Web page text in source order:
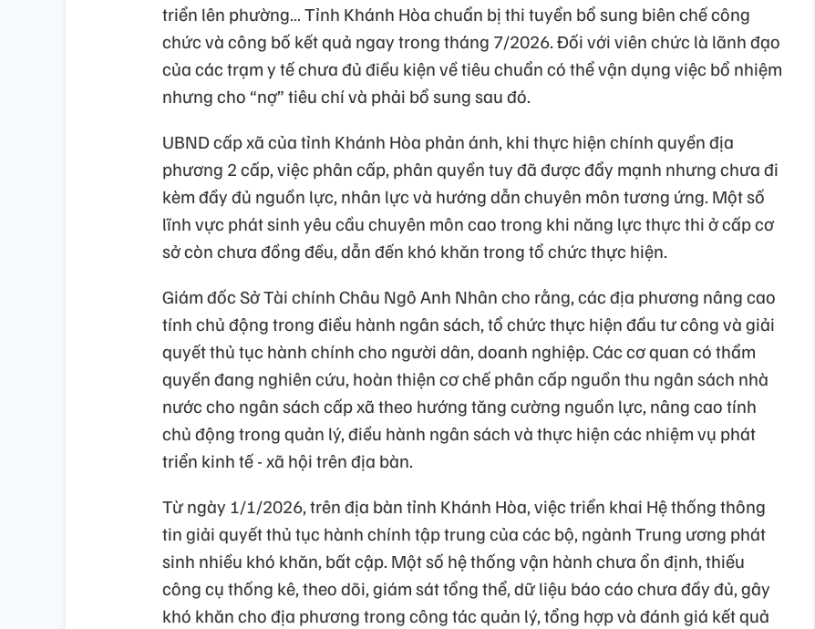
triển lên phường… Tỉnh Khánh Hòa chuẩn bị thi tuyển bổ sung biên chế công
chức và công bố kết quả ngay trong tháng 7/2026. Đối với viên chức là lãnh đạo
của các trạm y tế chưa đủ điều kiện về tiêu chuẩn có thể vận dụng việc bổ nhiệm
nhưng cho “nợ” tiêu chí và phải bổ sung sau đó.
UBND cấp xã của tỉnh Khánh Hòa phản ánh, khi thực hiện chính quyền địa
phương 2 cấp, việc phân cấp, phân quyền tuy đã được đẩy mạnh nhưng chưa đi
kèm đầy đủ nguồn lực, nhân lực và hướng dẫn chuyên môn tương ứng. Một số
lĩnh vực phát sinh yêu cầu chuyên môn cao trong khi năng lực thực thi ở cấp cơ
sở còn chưa đồng đều, dẫn đến khó khăn trong tổ chức thực hiện.
Giám đốc Sở Tài chính Châu Ngô Anh Nhân cho rằng, các địa phương nâng cao
tính chủ động trong điều hành ngân sách, tổ chức thực hiện đầu tư công và giải
quyết thủ tục hành chính cho người dân, doanh nghiệp. Các cơ quan có thẩm
quyền đang nghiên cứu, hoàn thiện cơ chế phân cấp nguồn thu ngân sách nhà
nước cho ngân sách cấp xã theo hướng tăng cường nguồn lực, nâng cao tính
chủ động trong quản lý, điều hành ngân sách và thực hiện các nhiệm vụ phát
triển kinh tế - xã hội trên địa bàn.
Từ ngày 1/1/2026, trên địa bàn tỉnh Khánh Hòa, việc triển khai Hệ thống thông
tin giải quyết thủ tục hành chính tập trung của các bộ, ngành Trung ương phát
sinh nhiều khó khăn, bất cập. Một số hệ thống vận hành chưa ổn định, thiếu
công cụ thống kê, theo dõi, giám sát tổng thể, dữ liệu báo cáo chưa đầy đủ, gây
khó khăn cho địa phương trong công tác quản lý, tổng hợp và đánh giá kết quả